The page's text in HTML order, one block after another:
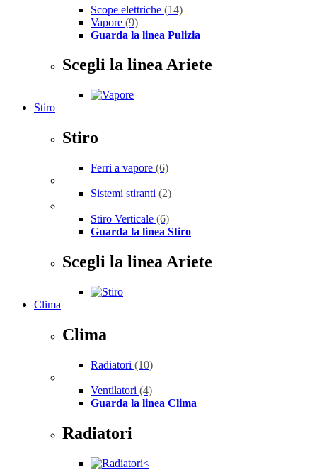
Scope elettriche (14)
Vapore (9)
Guarda la linea Pulizia
Scegli la linea Ariete
Stiro
Stiro
Ferri a vapore (6)
Sistemi stiranti (2)
Stiro Verticale (6)
Guarda la linea Stiro
Scegli la linea Ariete
Clima
Clima
Radiatori (10)
Ventilatori (4)
Guarda la linea Clima
Radiatori